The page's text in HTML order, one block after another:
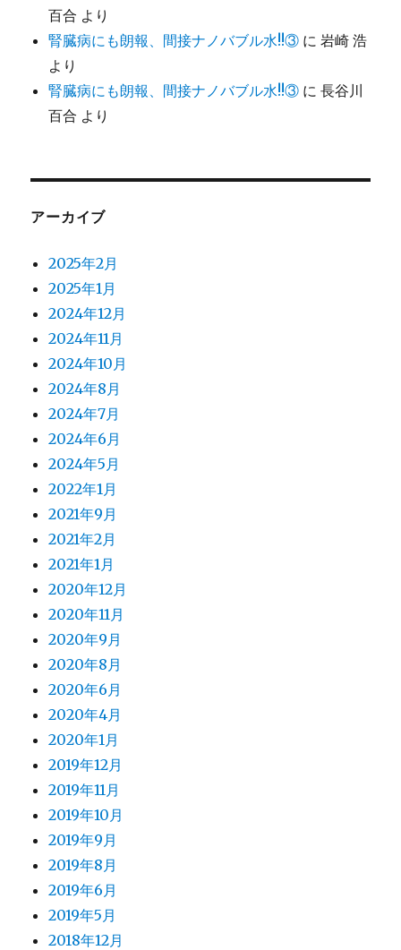
百合 より
腎臓病にも朗報、間接ナノバブル水!!③ に岩崎 浩
より
腎臓病にも朗報、間接ナノバブル水!!③ に長谷川
百合 より
アーカイブ
2025年2月
2025年1月
2024年12月
2024年11月
2024年10月
2024年8月
2024年7月
2024年6月
2024年5月
2022年1月
2021年9月
2021年2月
2021年1月
2020年12月
2020年11月
2020年9月
2020年8月
2020年6月
2020年4月
2020年1月
2019年12月
2019年11月
2019年10月
2019年9月
2019年8月
2019年6月
2019年5月
2018年12月